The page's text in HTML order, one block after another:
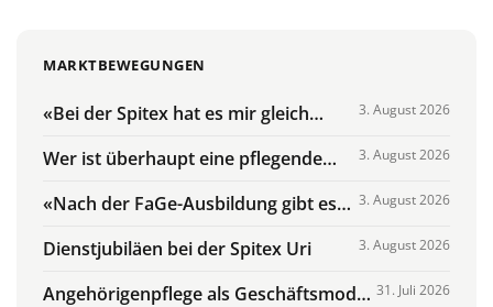
MARKTBEWEGUNGEN
«Bei der Spitex hat es mir gleich
Samire – schon am Nachmittag ist sie
bei Klienten
3. August 2026
Wer ist überhaupt eine pflegende
3. August 2026
«Nach der FaGe-Ausbildung gibt es
3. August 2026
Dienstjubiläen bei der Spitex Uri 3. August 2026
Angehörigenpflege als Geschäftsmodell 31. Juli 2026